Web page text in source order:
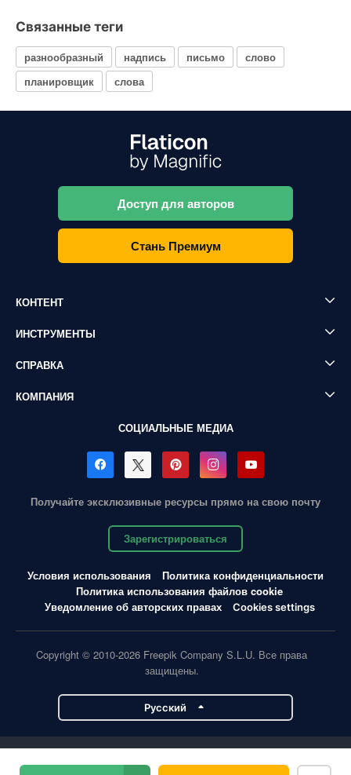
Связанные теги
разнообразный надпись письмо
слово
планировщик
слова
Доступ для авторов
Стань Премиум
КОНТЕНТ
ИНСТРУМЕНТЫ
СПРАВКА
КОМПАНИЯ
СОЦИАЛЬНЫЕ МЕДИА
Получайте эксклюзивные ресурсы прямо на свою почту
Зарегистрироваться
Условия использования
Политика конфиденциальности
Политика использования файлов cookie
Уведомление об авторских правах
Cookies settings
Copyright © 2010-2026 Freepik Company S.L.U. Все права
защищены.
Pусский